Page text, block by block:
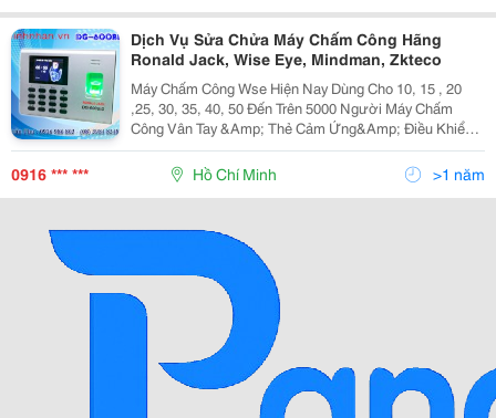
Dịch Vụ Sửa Chửa Máy Chấm Công Hãng
Ronald Jack, Wise Eye, Mindman, Zkteco
Máy Chấm Công Wse Hiện Nay Dùng Cho 10, 15 , 20
,25, 30, 35, 40, 50 Đến Trên 5000 Người Máy Chấm
Công Vân Tay &Amp; Thẻ Cảm Ứng&Amp; Điều Khiển
Cửa Wse 810A Mail: Tranthu@Minhnhan.vn Ms. Trần
0916 *** *** Hồ Chí Minh >1 năm